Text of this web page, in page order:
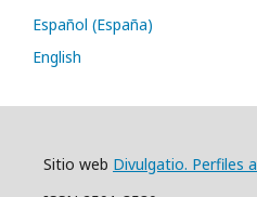
Español (España)
English
Sitio web Divulgatio. Perfiles